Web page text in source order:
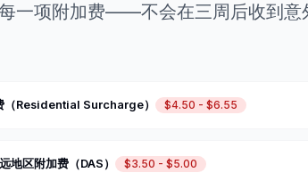
一项附加费——不会在三周后收到意
（Residential Surcharge） $4.50 - $6.55
地区附加费（DAS） $3.50 - $5.00